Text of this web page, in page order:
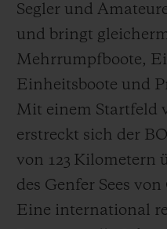
Segler und
und bringt
Mehrrumpfboote,
Einheitsboote und
Mit einem Startfeld
erstreckt sich der
von 123 Kilometern
des Genfer Sees
Eine international